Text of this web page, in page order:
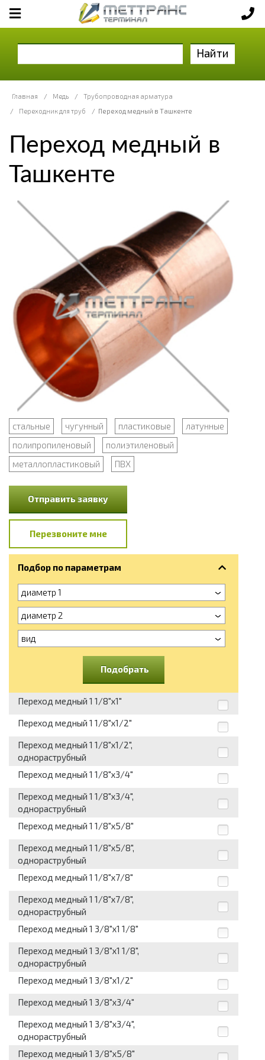
Найти
Главная / Медь /
Трубопроводная арматура
/
Переходник для труб / Переход медный в Ташкенте
Переход медный в
Ташкенте
стальные чугунный пластиковые
латунные
полипропиленовый
полиэтиленовый
металлопластиковый
ПВХ
Отправить заявку
Перезвоните мне
Подбор по параметрам
диаметр 1
диаметр 2
вид
Подобрать
Переход медный 1 1/8"х1"
Переход медный 1 1/8"х1/2"
Переход медный 1 1/8"х1/2",
однораструбный
Переход медный 1 1/8"х3/4"
Переход медный 1 1/8"х3/4",
однораструбный
Переход медный 1 1/8"х5/8"
Переход медный 1 1/8"х5/8",
однораструбный
Переход медный 1 1/8"х7/8"
Переход медный 1 1/8"х7/8",
однораструбный
Переход медный 1 3/8"х1 1/8"
Переход медный 1 3/8"х1 1/8",
однораструбный
Переход медный 1 3/8"х1/2"
Переход медный 1 3/8"х3/4"
Переход медный 1 3/8"х3/4",
однораструбный
Переход медный 1 3/8"х5/8"